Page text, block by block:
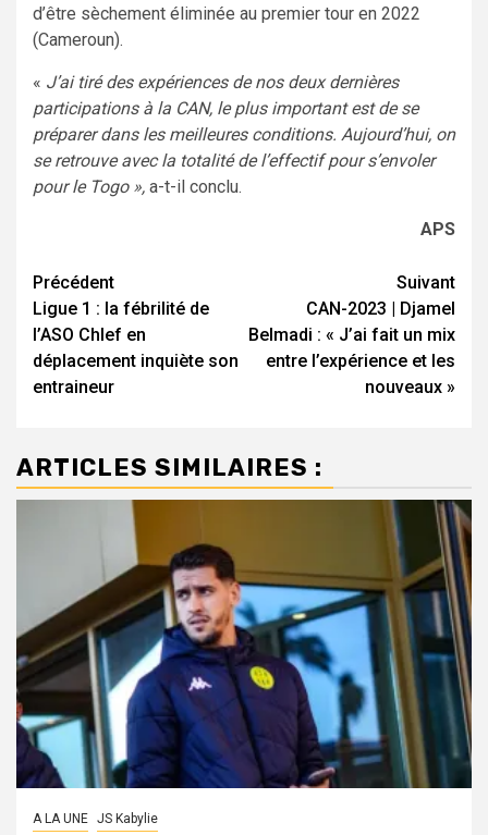
d’être sèchement éliminée au premier tour en 2022
(Cameroun).
« J’ai tiré des expériences de nos deux dernières
participations à la CAN, le plus important est de se
préparer dans les meilleures conditions. Aujourd’hui, on
se retrouve avec la totalité de l’effectif pour s’envoler
pour le Togo », a-t-il conclu.
APS
Navigation
d’article
Précédent
Ligue 1 : la fébrilité de
l’ASO Chlef en
déplacement inquiète son
entraineur
Suivant
CAN-2023 | Djamel
Belmadi : « J’ai fait un mix
entre l’expérience et les
nouveaux »
ARTICLES SIMILAIRES :
A LA UNE JS Kabylie